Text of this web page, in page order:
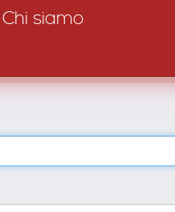
Chi siamo